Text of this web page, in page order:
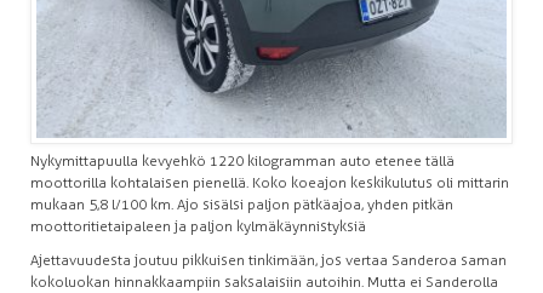
Nykymittapuulla kevyehkö 1 220 kilogramman auto etenee tällä
moottorilla kohtalaisen pienellä. Koko koeajon keskikulutus oli mittarin
mukaan 5,8 l/100 km. Ajo sisälsi paljon pätkäajoa, yhden pitkän
moottoritietaipaleen ja paljon kylmäkäynnistyksiä
Ajettavuudesta joutuu pikkuisen tinkimään, jos vertaa Sanderoa saman
kokoluokan hinnakkaampiin saksalaisiin autoihin. Mutta ei Sanderolla